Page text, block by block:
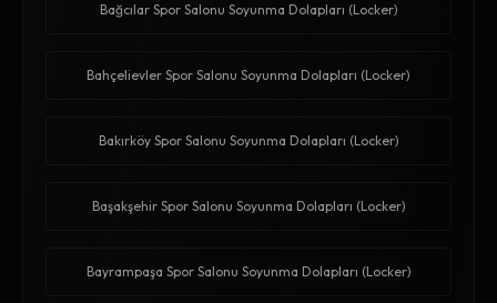
Bağcılar Spor Salonu Soyunma Dolapları (Locker)
Bahçelievler Spor Salonu Soyunma Dolapları (Locker)
Bakırköy Spor Salonu Soyunma Dolapları (Locker)
Başakşehir Spor Salonu Soyunma Dolapları (Locker)
Bayrampaşa Spor Salonu Soyunma Dolapları (Locker)